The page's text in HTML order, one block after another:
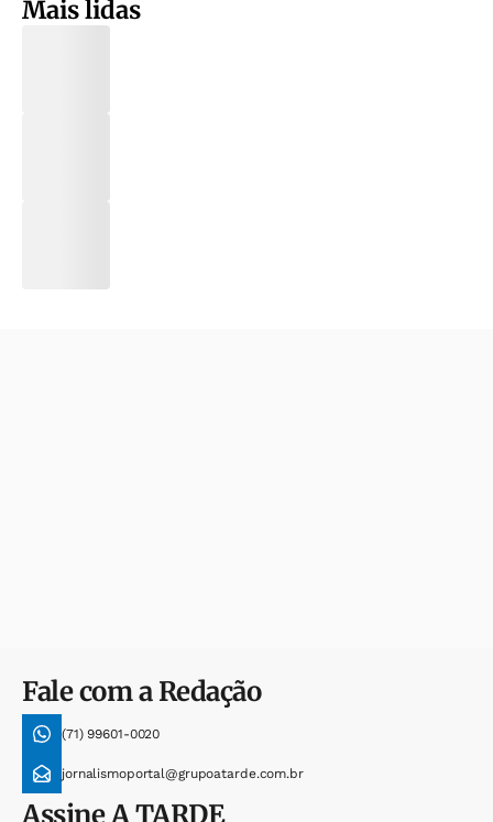
Mais lidas
Fale com a Redação
(71) 99601-0020
jornalismoportal@grupoatarde.com.br
AssineA TARDE